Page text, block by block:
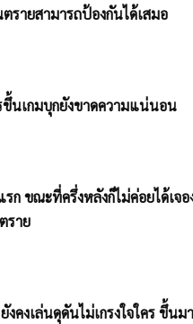
รายสามารถป้องกันได้เสมอ
ขึ้นเกมบุกยังขาดความแน่นอน
ก ขณะที่ครึ่งหลังก็ไม่ค่อยได้เจ
ราย
คงเล่นดุดันไม่เกรงใจใคร ขึ้น